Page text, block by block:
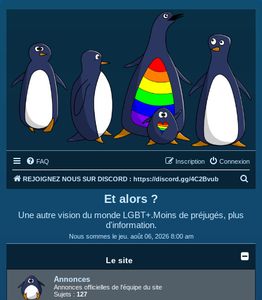
FAQ Connexion
Inscription
REJOIGNEZ NOUS SUR DISCORD : https://discord.gg/4C2Bvub
Et alors ?
Une autre vision du monde LGBT+.Moins de préjugés, plus
d'information.
Nous sommes le jeu. août 06, 2026 8:00 am
Le site
Annonces
Annonces officielles de l'équipe du site
Sujets : 127